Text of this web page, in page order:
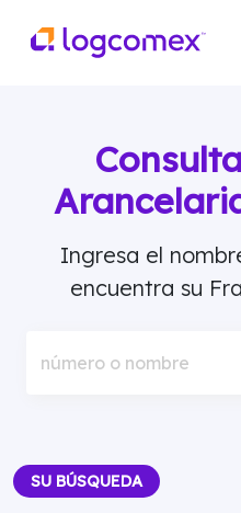
Ingresa el
encuentra su
número o nombre
SU BÚSQUEDA